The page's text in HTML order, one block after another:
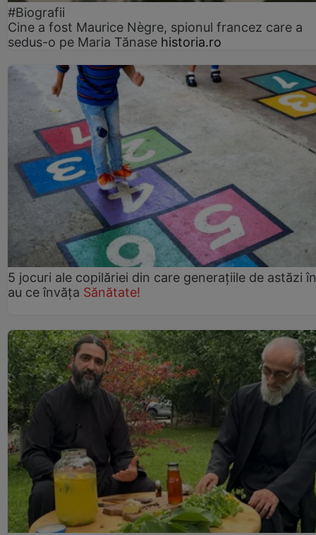
#Biografii
Cine a fost Maurice Nègre, spionul francez care a
sedus-o pe Maria Tănase historia.ro
5 jocuri ale copilăriei din care generațiile de astăzi
au ce învăța Sănătate!